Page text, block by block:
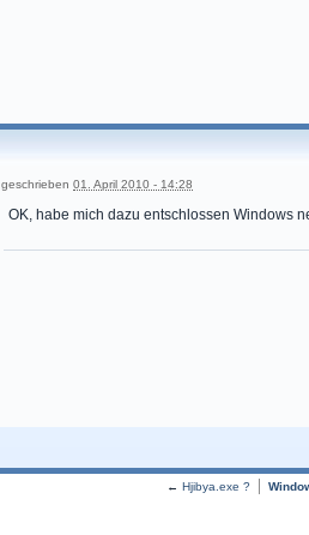
geschrieben 01. April 2010 - 14:28
OK, habe mich dazu entschlossen Windows
← Hjibya.exe ?